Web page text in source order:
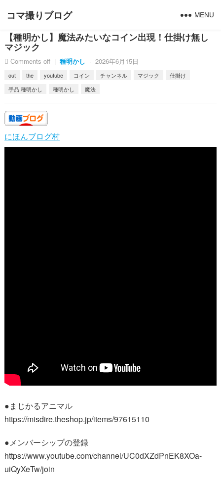
コマ撮りブログ MENU
【種明かし】魔法みたいなコイン出現！仕掛け無し
マジック
Comments off | 種明かし · 2026年6月15日
out the youtube コイン チャンネル マジック
仕掛け
手品 種明かし
種明かし 魔法
にほんブログ村
●まじかるアニマル
https://misdire.theshop.jp/items/97615110
●メンバーシップの登録
https://www.youtube.com/channel/UC0dXZdPnEK8XOa-
uiQyXeTw/join